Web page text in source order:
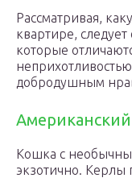
Рассматривая,
квартире, следует
которые
добродушным
Американский
Кошка с
экзотично. Керлы